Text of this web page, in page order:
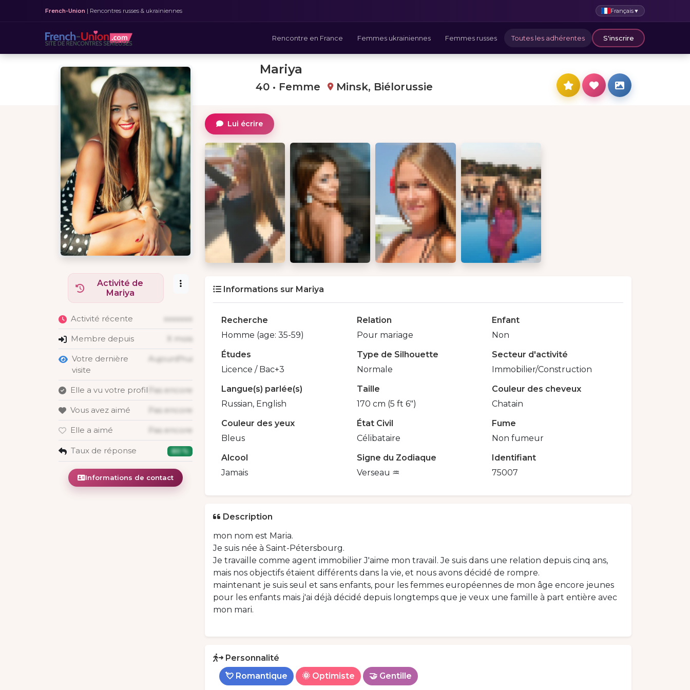
French-Union | Rencontres russes & ukrainiennes Français▼
Rencontre en France Femmes ukrainiennes Femmes russes Toutes les adhérentes S'inscrire
Mariya
40 • Femme Minsk, Biélorussie
Activité de
Mariya
Activité récente xxxxxxx
Membre depuis X mois
Votre dernière
visite
Aujourd'hui
Elle a vu votre profil Pas encore
Vous avez aimé Pas encore
Elle a aimé Pas encore
Taux de réponse 80 %
Informations de contact
Lui écrire
Informations sur Mariya
Recherche
Homme (age: 35-59)
Relation
Pour mariage
Enfant
Non
Études
Licence / Bac+3
Type de Silhouette
Normale
Secteur d'activité
Immobilier/Construction
Langue(s) parlée(s)
Russian, English
Taille
170 cm (5 ft 6")
Couleur des cheveux
Chatain
Couleur des yeux
Bleus
État Civil
Célibataire
Fume
Non fumeur
Alcool
Jamais
Signe du Zodiaque
Verseau ♒️
Identifiant
75007
Description
mon nom est Maria.
Je suis née à Saint-Pétersbourg.
Je travaille comme agent immobilier J'aime mon travail. Je suis dans une relation depuis cinq ans,
mais nos objectifs étaient différents dans la vie, et nous avons décidé de rompre.
maintenant je suis seul et sans enfants, pour les femmes européennes de mon âge encore jeunes
pour les enfants mais j'ai déjà décidé depuis longtemps que je veux une famille à part entière avec
mon mari.
Personnalité
💘 Romantique
🌞 Optimiste 🤝 Gentille